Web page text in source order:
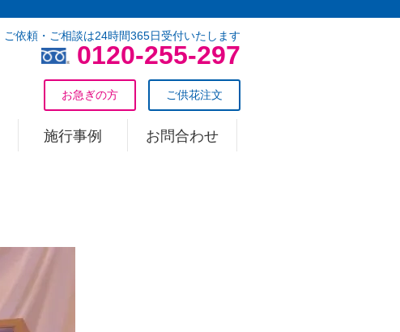
ご依頼・ご相談は24時間365日受付いたします
0120-255-297
ご供花注文
お急ぎの方
施行事例 お問合わせ